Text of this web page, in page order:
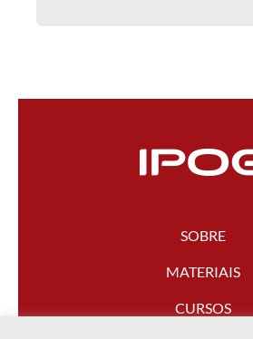
SOBRE
MATERIAIS
CURSOS